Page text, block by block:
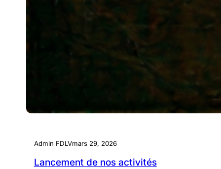
Admin FDLVmars 29, 2026
Lancement de nos activités